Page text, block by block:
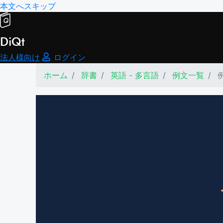
本文へスキップ
DiQt
法人様向け
ログイン
ホーム
辞書 英語 - 多言語 例文一覧